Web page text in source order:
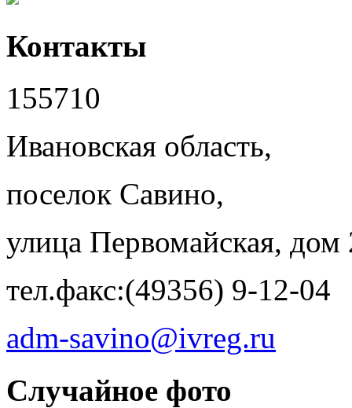
Контакты
155710
Ивановская область,
поселок Савино,
улица Первомайская, дом
тел.факс:(49356) 9-12-04
adm-savino@ivreg.ru
Случайное фото